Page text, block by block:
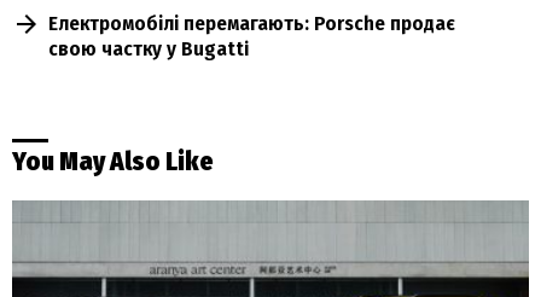
Електромобілі перемагають: Porsche продає
свою частку у Bugatti
You May Also Like